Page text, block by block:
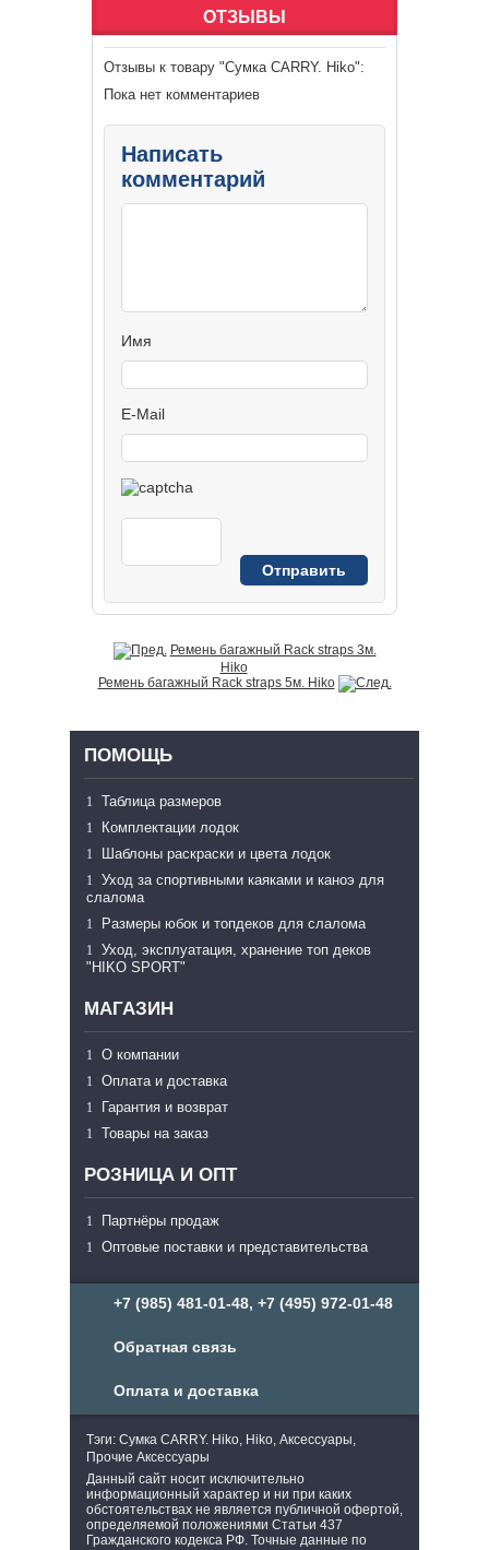
ОТЗЫВЫ
Отзывы к товару "Сумка CARRY. Hiko":
Пока нет комментариев
Написать
комментарий
Имя
E-Mail
Ремень багажный Rack straps 3м.
Hiko
Ремень багажный Rack straps 5м. Hiko
ПОМОЩЬ
Таблица размеров
Комплектации лодок
Шаблоны раскраски и цвета лодок
Уход за спортивными каяками и каноэ для
слалома
Размеры юбок и топдеков для слалома
Уход, эксплуатация, хранение топ деков
"HIKO SPORT"
МАГАЗИН
О компании
Оплата и доставка
Гарантия и возврат
Товары на заказ
РОЗНИЦА И ОПТ
Партнёры продаж
Оптовые поставки и представительства
+7 (985) 481-01-48, +7 (495) 972-01-48
Обратная связь
Оплата и доставка
Тэги: Сумка CARRY. Hiko, Hiko, Аксессуары,
Прочие Аксессуары
Данный сайт носит исключительно
информационный характер и ни при каких
обстоятельствах не является публичной офертой,
определяемой положениями Статьи 437
Гражданского кодекса РФ. Точные данные по